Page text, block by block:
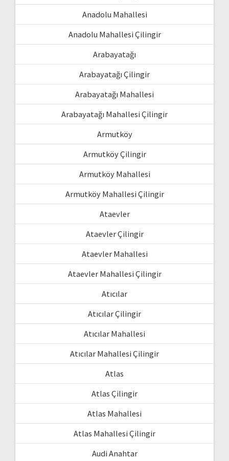
Anadolu Mahallesi
Anadolu Mahallesi Çilingir
Arabayatağı
Arabayatağı Çilingir
Arabayatağı Mahallesi
Arabayatağı Mahallesi Çilingir
Armutköy
Armutköy Çilingir
Armutköy Mahallesi
Armutköy Mahallesi Çilingir
Ataevler
Ataevler Çilingir
Ataevler Mahallesi
Ataevler Mahallesi Çilingir
Atıcılar
Atıcılar Çilingir
Atıcılar Mahallesi
Atıcılar Mahallesi Çilingir
Atlas
Atlas Çilingir
Atlas Mahallesi
Atlas Mahallesi Çilingir
Audi Anahtar